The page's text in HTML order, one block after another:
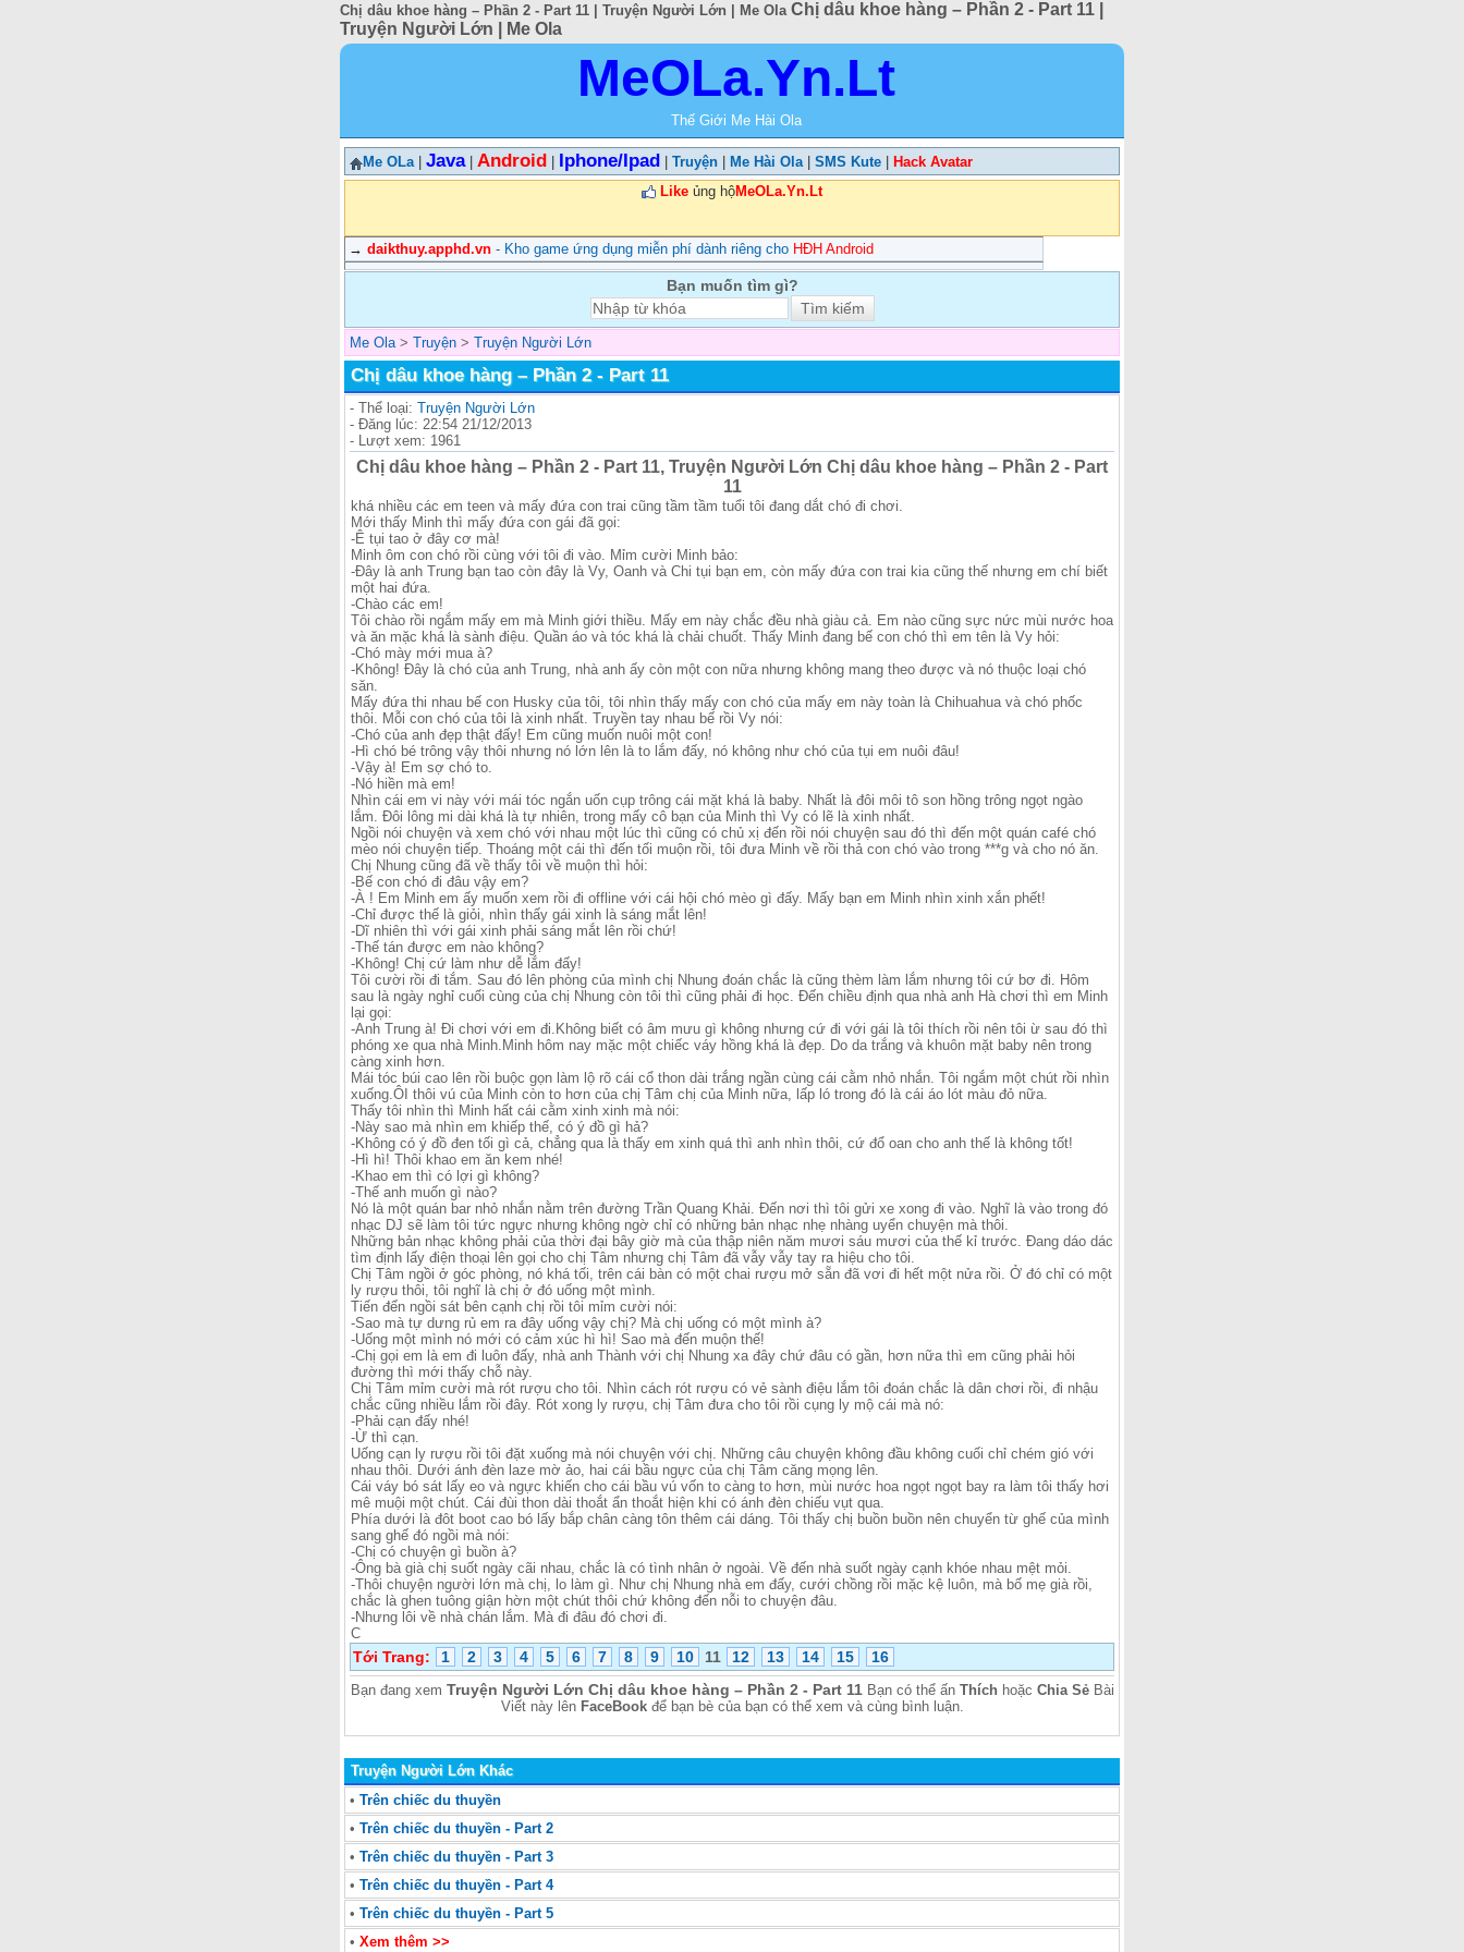
Chị dâu khoe hàng – Phần 2 - Part 11 | Truyện Người Lớn | Me Ola Chị dâu khoe hàng – Phần 2 - Part 11 |
Truyện Người Lớn | Me Ola
MeOLa.Yn.Lt
Thế Giới Me Hài Ola
Me OLa| Java| Android Iphone/Ipad Truyện Me Hài Ola| SMS Kute
Hack Avatar
Like ủng hộMeOLa.Yn.Lt
→ daikthuy.apphd.vn - Kho game ứng dụng miễn phí dành riêng cho HĐH Android
Bạn muốn tìm gì?
Me Ola> Truyện > Truyện Người Lớn
Chị dâu khoe hàng – Phần 2 - Part 11
- Thể loại: Truyện Người Lớn
- Đăng lúc: 22:54 21/12/2013
- Lượt xem: 1961
Chị dâu khoe hàng – Phần 2 - Part 11, Truyện Người Lớn Chị dâu khoe hàng – Phần 2 - Part
11
khá nhiều các em teen và mấy đứa con trai cũng tầm tầm tuổi tôi đang dắt chó đi chơi.
Mới thấy Minh thì mấy đứa con gái đã gọi:
-Ê tụi tao ở đây cơ mà!
Minh ôm con chó rồi cùng với tôi đi vào. Mỉm cười Minh bảo:
-Đây là anh Trung bạn tao còn đây là Vy, Oanh và Chi tụi bạn em, còn mấy đứa con trai kia cũng thế nhưng em chí biết
một hai đứa.
-Chào các em!
Tôi chào rồi ngắm mấy em mà Minh giới thiều. Mấy em này chắc đều nhà giàu cả. Em nào cũng sực nức mùi nước hoa
và ăn mặc khá là sành điệu. Quần áo và tóc khá là chải chuốt. Thấy Minh đang bế con chó thì em tên là Vy hỏi:
-Chó mày mới mua à?
-Không! Đây là chó của anh Trung, nhà anh ấy còn một con nữa nhưng không mang theo được và nó thuộc loại chó
săn.
Mấy đứa thi nhau bế con Husky của tôi, tôi nhìn thấy mấy con chó của mấy em này toàn là Chihuahua và chó phốc
thôi. Mỗi con chó của tôi là xinh nhất. Truyền tay nhau bế rồi Vy nói:
-Chó của anh đẹp thật đấy! Em cũng muốn nuôi một con!
-Hì chó bé trông vậy thôi nhưng nó lớn lên là to lắm đấy, nó không như chó của tụi em nuôi đâu!
-Vậy à! Em sợ chó to.
-Nó hiền mà em!
Nhìn cái em vi này với mái tóc ngắn uốn cụp trông cái mặt khá là baby. Nhất là đôi môi tô son hồng trông ngọt ngào
lắm. Đôi lông mi dài khá là tự nhiên, trong mấy cô bạn của Minh thì Vy có lẽ là xinh nhất.
Ngồi nói chuyện và xem chó với nhau một lúc thì cũng có chủ xị đến rồi nói chuyện sau đó thì đến một quán café chó
mèo nói chuyện tiếp. Thoáng một cái thì đến tối muộn rồi, tôi đưa Minh về rồi thả con chó vào trong ***g và cho nó ăn.
Chị Nhung cũng đã về thấy tôi về muộn thì hỏi:
-Bế con chó đi đâu vậy em?
-À ! Em Minh em ấy muốn xem rồi đi offline với cái hội chó mèo gì đấy. Mấy bạn em Minh nhìn xinh xắn phết!
-Chỉ được thế là giỏi, nhìn thấy gái xinh là sáng mắt lên!
-Dĩ nhiên thì với gái xinh phải sáng mắt lên rồi chứ!
-Thế tán được em nào không?
-Không! Chị cứ làm như dễ lắm đấy!
Tôi cười rồi đi tắm. Sau đó lên phòng của mình chị Nhung đoán chắc là cũng thèm làm lắm nhưng tôi cứ bơ đi. Hôm
sau là ngày nghỉ cuối cùng của chị Nhung còn tôi thì cũng phải đi học. Đến chiều định qua nhà anh Hà chơi thì em Minh
lại gọi:
-Anh Trung à! Đi chơi với em đi.Không biết có âm mưu gì không nhưng cứ đi với gái là tôi thích rồi nên tôi ừ sau đó thì
phóng xe qua nhà Minh.Minh hôm nay mặc một chiếc váy hồng khá là đẹp. Do da trắng và khuôn mặt baby nên trong
càng xinh hơn.
Mái tóc búi cao lên rồi buộc gọn làm lộ rõ cái cổ thon dài trắng ngần cùng cái cằm nhỏ nhắn. Tôi ngắm một chút rồi nhìn
xuống.ÔI thôi vú của Minh còn to hơn của chị Tâm chị của Minh nữa, lấp ló trong đó là cái áo lót màu đỏ nữa.
Thấy tôi nhìn thì Minh hất cái cằm xinh xinh mà nói:
-Này sao mà nhìn em khiếp thế, có ý đồ gì hả?
-Không có ý đồ đen tối gì cả, chẳng qua là thấy em xinh quá thì anh nhìn thôi, cứ đổ oan cho anh thế là không tốt!
-Hì hì! Thôi khao em ăn kem nhé!
-Khao em thì có lợi gì không?
-Thế anh muốn gì nào?
Nó là một quán bar nhỏ nhắn nằm trên đường Trần Quang Khải. Đến nơi thì tôi gửi xe xong đi vào. Nghĩ là vào trong đó
nhạc DJ sẽ làm tôi tức ngực nhưng không ngờ chỉ có những bản nhạc nhẹ nhàng uyển chuyện mà thôi.
Những bản nhạc không phải của thời đại bây giờ mà của thập niên năm mươi sáu mươi của thế kỉ trước. Đang dáo dác
tìm định lấy điện thoại lên gọi cho chị Tâm nhưng chị Tâm đã vẫy vẫy tay ra hiệu cho tôi.
Chị Tâm ngồi ở góc phòng, nó khá tối, trên cái bàn có một chai rượu mở sẵn đã vơi đi hết một nửa rồi. Ở đó chỉ có một
ly rượu thôi, tôi nghĩ là chị ở đó uống một mình.
Tiến đến ngồi sát bên cạnh chị rồi tôi mỉm cười nói:
-Sao mà tự dưng rủ em ra đây uống vậy chị? Mà chị uống có một mình à?
-Uống một mình nó mới có cảm xúc hì hì! Sao mà đến muộn thế!
-Chị gọi em là em đi luôn đấy, nhà anh Thành với chị Nhung xa đây chứ đâu có gần, hơn nữa thì em cũng phải hỏi
đường thì mới thấy chỗ này.
Chị Tâm mỉm cười mà rót rượu cho tôi. Nhìn cách rót rượu có vẻ sành điệu lắm tôi đoán chắc là dân chơi rồi, đi nhậu
chắc cũng nhiều lắm rồi đây. Rót xong ly rượu, chị Tâm đưa cho tôi rồi cụng ly mộ cái mà nó:
-Phải cạn đấy nhé!
-Ừ thì cạn.
Uống cạn ly rượu rồi tôi đặt xuống mà nói chuyện với chị. Những câu chuyện không đầu không cuối chỉ chém gió với
nhau thôi. Dưới ánh đèn laze mờ ảo, hai cái bầu ngực của chị Tâm căng mọng lên.
Cái váy bó sát lấy eo và ngực khiến cho cái bầu vú vốn to càng to hơn, mùi nước hoa ngọt ngọt bay ra làm tôi thấy hơi
mê muội một chút. Cái đùi thon dài thoắt ẩn thoắt hiện khi có ánh đèn chiếu vụt qua.
Phía dưới là đôt boot cao bó lấy bắp chân càng tôn thêm cái dáng. Tôi thấy chị buồn buồn nên chuyển từ ghế của mình
sang ghế đó ngồi mà nói:
-Chị có chuyện gì buồn à?
-Ông bà già chị suốt ngày cãi nhau, chắc là có tình nhân ở ngoài. Về đến nhà suốt ngày cạnh khóe nhau mệt mỏi.
-Thôi chuyện người lớn mà chị, lo làm gì. Như chị Nhung nhà em đấy, cưới chồng rồi mặc kệ luôn, mà bố mẹ già rồi,
chắc là ghen tuông giận hờn một chút thôi chứ không đến nỗi to chuyện đâu.
-Nhưng lôi về nhà chán lắm. Mà đi đâu đó chơi đi.
C
Tới Trang: 1 2 3 4 5 6 7 8 9 10 11 12 13 14 15 16
Bạn đang xem Truyện Người Lớn Chị dâu khoe hàng – Phần 2 - Part 11Bạn có thể ấn Thích hoặc Chia SẻBài
Viết này lên FaceBookđể bạn bè của bạn có thể xem và cùng bình luận.
Truyện Người Lớn Khác
• Trên chiếc du thuyền
• Trên chiếc du thuyền - Part 2
• Trên chiếc du thuyền - Part 3
• Trên chiếc du thuyền - Part 4
• Trên chiếc du thuyền - Part 5
• Xem thêm >>